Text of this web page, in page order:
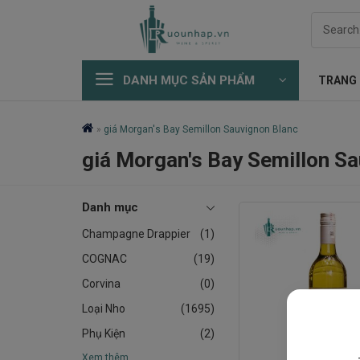
DANH MỤC SẢN PHẨM TRANG
» giá Morgan's Bay Semillon Sauvignon Blanc
giá Morgan's Bay Semillon
Danh mục
Champagne Drappier
(1)
COGNAC
(19)
Corvina
(0)
Loại Nho
(1695)
Phụ Kiện
(2)
Xem thêm